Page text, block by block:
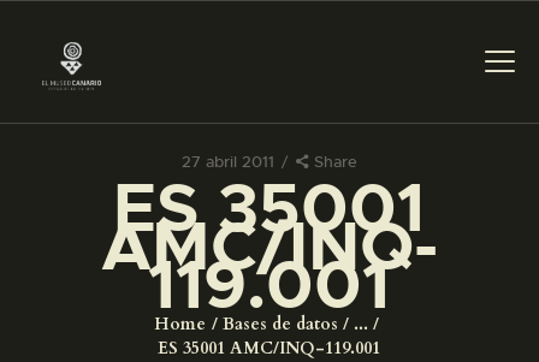
27 abril 2011 Share
ES 35001
AMC/INQ-
119.001
Home Bases de datos
...
ES 35001 AMC/INQ-119.001
PREPARAR LA VISITA
ACTIVIDADES